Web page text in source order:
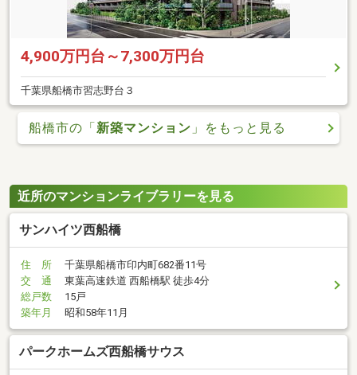
4,900万円台～7,300万円台
千葉県船橋市習志野台３
船橋市の「新築マンション 」をもっと見る
近所のマンションライブラリーを見る
サンハイツ西船橋
住 所
千葉県船橋市印内町682番11号
交 通
東葉高速鉄道 西船橋駅 徒歩4分
総戸数
15戸
築年月
昭和58年11月
パークホームズ西船橋サウス